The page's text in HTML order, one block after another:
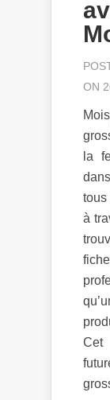
ON
la
tous
à
Cet